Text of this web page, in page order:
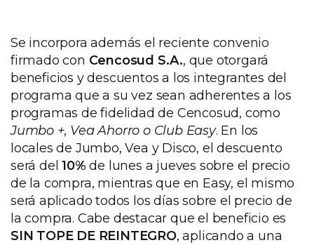
Se incorpora además el reciente convenio
firmado con Cencosud S.A., que otorgará
beneficios y descuentos a los integrantes del
programa que a su vez sean adherentes a los
programas de fidelidad de Cencosud, como
Jumbo +, Vea Ahorro o Club Easy. En los
locales de Jumbo, Vea y Disco, el descuento
será del10% de lunes a jueves sobre el precio
de la compra, mientras que en Easy, el mismo
será aplicado todos los días sobre el precio de
la compra. Cabe destacar que el beneficio es
SIN TOPE DE REINTEGRO, aplicando a una